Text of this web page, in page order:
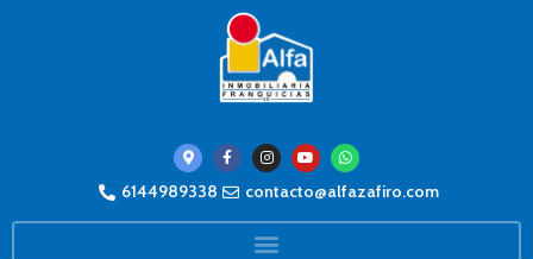
6144989338 contacto@alfazafiro.com